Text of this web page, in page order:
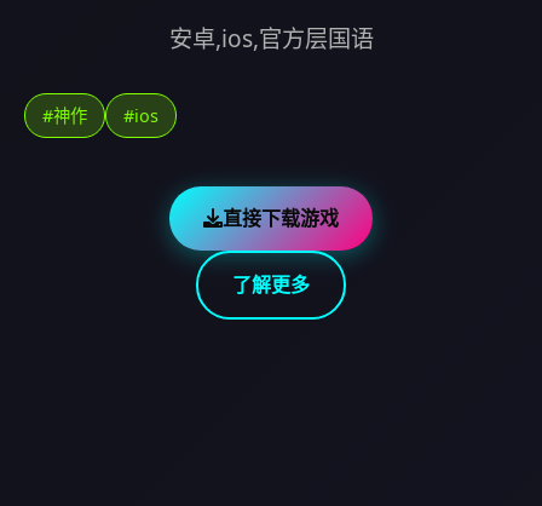
安卓,ios,官方层国语
#神作 #ios
直接下载游戏
了解更多